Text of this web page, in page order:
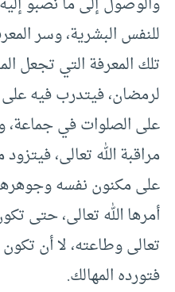
للنفس البشرية، وسر
تلك المعرفة التي تجعل
لرمضان، فيتدرب فيه على
على الصلوات في جماعة،
مراقبة الله تعالى،
على مكنون نفسه
أمرها الله تعالى، حتى
تعالى وطاعته، لا أن
فتورده المهالك.